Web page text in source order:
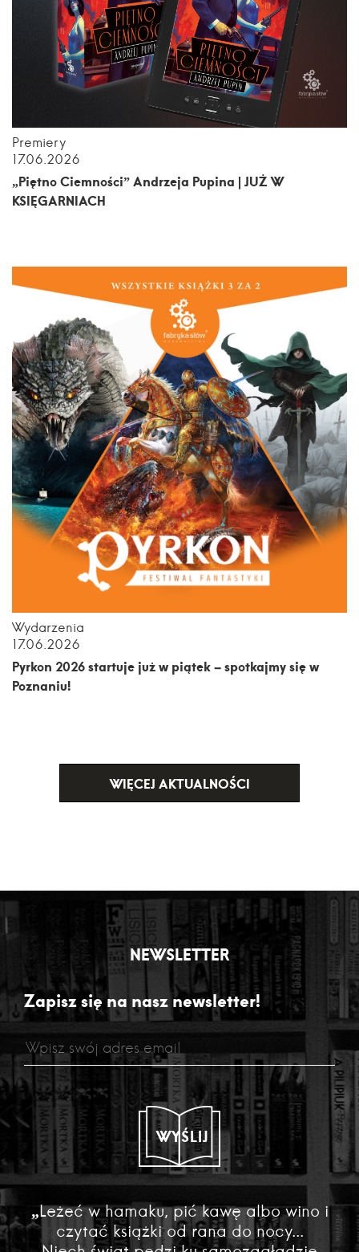
Premiery
17.06.2026
„Piętno Ciemności” Andrzeja Pupina | JUŻ W
KSIĘGARNIACH
Wydarzenia
17.06.2026
Pyrkon 2026 startuje już w piątek – spotkajmy się w
Poznaniu!
WIĘCEJ AKTUALNOŚCI
NEWSLETTER
Zapisz się na nasz newsletter!
WYŚLIJ
„Leżeć w hamaku, pić kawę albo wino i
czytać książki od rana do nocy...